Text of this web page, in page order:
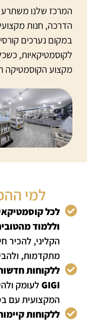
הדרכה, חנות
במקום נערכים
לקוסמטיקאיות,
מקצוע הקוסמטיקה
למי
לכל
וללמוד
הקליני, להכיר
מתקדמות,
ללקוחות
GIGIלעומק
המקצועית עם
ללקוחות